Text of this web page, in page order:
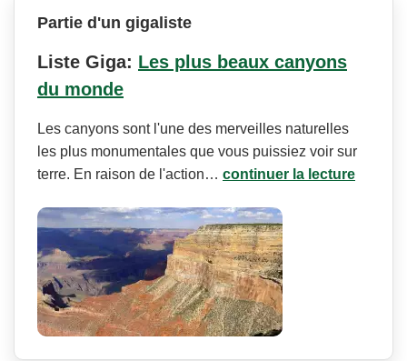
Partie d'un gigaliste
Liste Giga: Les plus beaux canyons
du monde
Les canyons sont l'une des merveilles naturelles
les plus monumentales que vous puissiez voir sur
terre. En raison de l'action… continuer la lecture